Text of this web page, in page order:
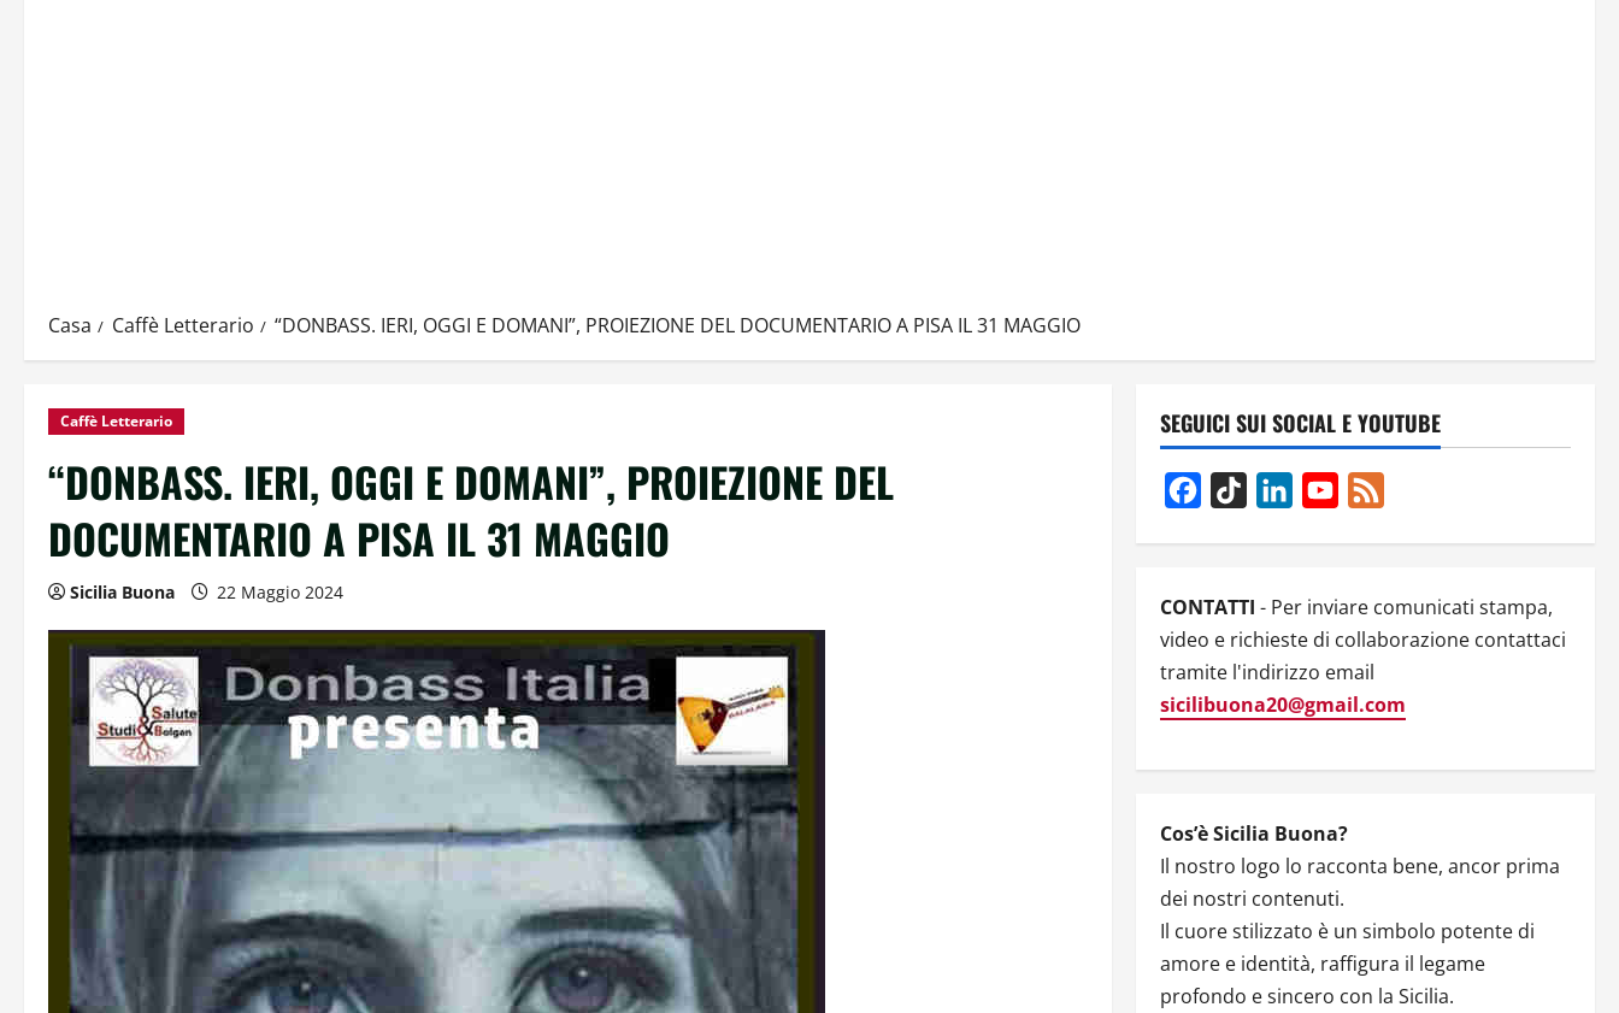
Casa Caffè Letterario “DONBASS. IERI, OGGI E DOMANI”, PROIEZIONE DEL DOCUMENTARIO A PISA IL 31 MAGGIO
Caffè Letterario
“DONBASS. IERI, OGGI E DOMANI”, PROIEZIONE DEL
DOCUMENTARIO A PISA IL 31 MAGGIO
Sicilia Buona 22 Maggio 2024
SEGUICI SUI SOCIAL E YOUTUBE
Facebook
TikTok LinkedInYouTube
CONTATTI - Per inviare comunicati stampa,
video e richieste di collaborazione contattaci
tramite l'indirizzo email
sicilibuona20@gmail.com
Cos’è Sicilia Buona?
Il nostro logo lo racconta bene, ancor prima
dei nostri contenuti.
Il cuore stilizzato è un simbolo potente di
amore e identità, raffigura il legame
profondo e sincero con la Sicilia.